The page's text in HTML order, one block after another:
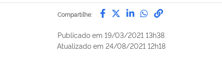
Compartilhe: Compartilhe por Facebook
Compartilhe por Twitter
Compartilhe por
Compartilhe
link para
Publicado em 19/03/2021 13h38
Atualizado em 24/08/2021 12h18